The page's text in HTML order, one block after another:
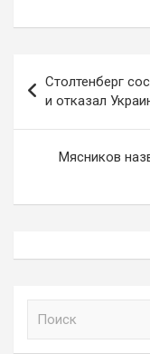
по
записям
Столтенберг
и отказал
Мясников